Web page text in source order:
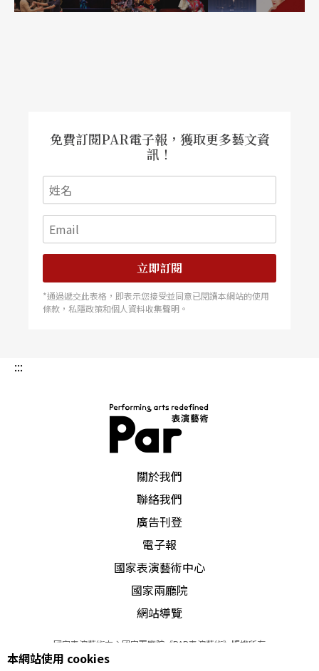
免費訂閱PAR電子報，獲取更多藝文資
訊！
立即訂閱
*通過遞交此表格，即表示您接受並同意已閱讀本網站的使用
條款，私隱政策和個人資料收集聲明。
:::
關於我們
聯絡我們
廣告刊登
電子報
國家表演藝術中心
國家兩廳院
網站導覽
國家表演藝術中心國家兩廳院《PAR表演藝術》版權所有
© 2022Performing arts redefined. All Rights Reserved
本網站使用 cookies